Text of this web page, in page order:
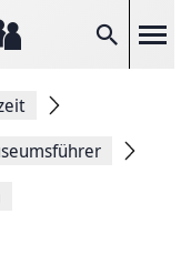
Suche